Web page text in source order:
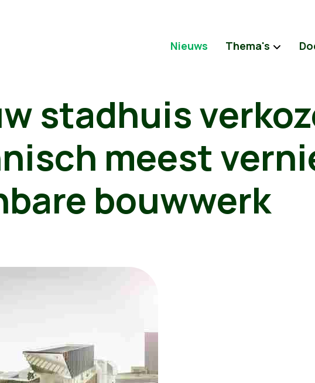
Nieuws Thema's
stadhuis
meest
bouwwerk